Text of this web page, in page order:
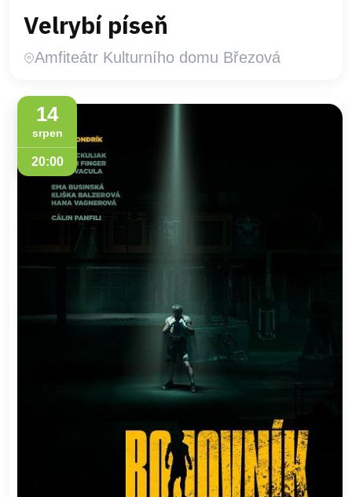
Velrybí píseň
Amfiteátr Kulturního domu Březová
14
srpen
20:00